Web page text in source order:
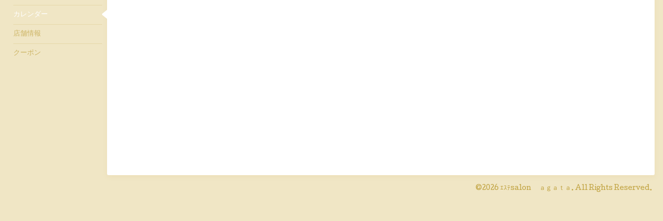
©2026 ｴｽﾃsalon ａｇａｔａ . All Rights Reserved.
カレンダー
店舗情報
クーポン